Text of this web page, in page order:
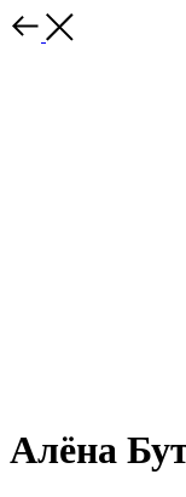
Алёна